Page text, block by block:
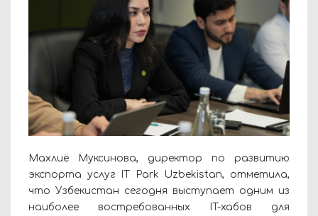
Махлиё Муксинова, директор по развитию
экспорта услуг IT Park Uzbekistan, отметила,
что Узбекистан сегодня выступает одним из
наиболее востребованных IT-хабов для